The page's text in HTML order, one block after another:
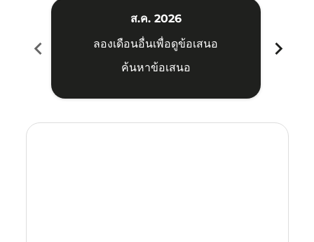
chevron_left
ส.ค. 2026
ลองเดือนอื่นเพื่อดูข้อเสนอ
ค้นหาข้อเสนอ
chevron_right